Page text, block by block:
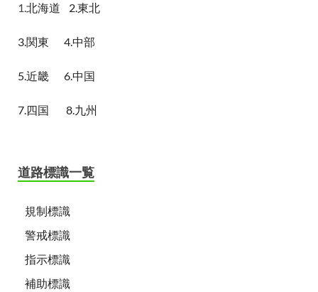
1.北海道 2.東北
3.関東 4.中部
5.近畿 6.中国
7.四国 8.九州
道路標識一覧
規制標識
警戒標識
指示標識
補助標識